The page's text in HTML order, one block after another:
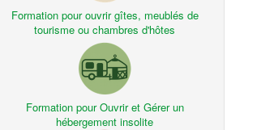
Formation pour ouvrir gîtes, meublés de
tourisme ou chambres d'hôtes
Formation pour Ouvrir et Gérer un
hébergement insolite